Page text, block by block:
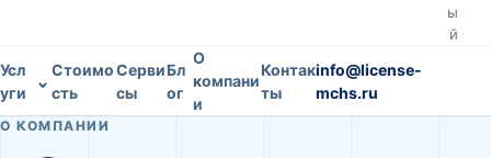
ы
й
Усл
уги
⌄
Стоимо
сть
Серви
сы
Бл
ог
О
компани
и
Контак
ты
info@license-
mchs.ru
О КОМПАНИИ